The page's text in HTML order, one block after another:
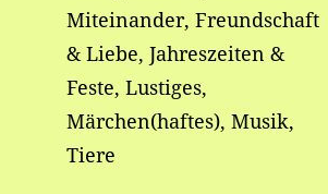
Miteinander, Freundschaft
& Liebe, Jahreszeiten &
Feste, Lustiges,
Märchen(haftes), Musik,
Tiere